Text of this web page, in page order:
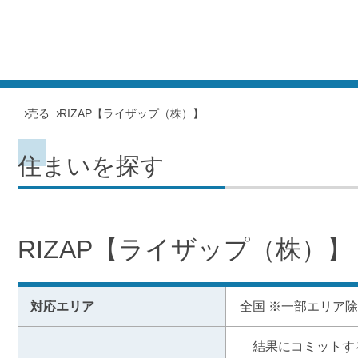
売る RIZAP【ライザップ（株）】
住まいを探す
RIZAP【ライザップ（株）】
対応エリア 全国 ※一部エリア
結果にコミットす